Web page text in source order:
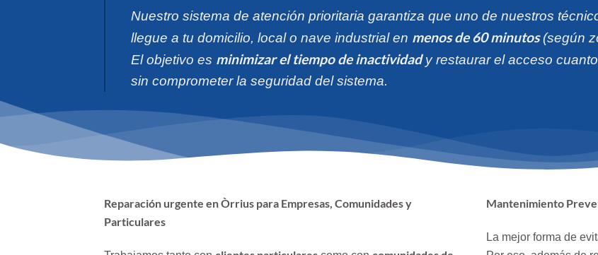
Nuestro sistema de atención prioritaria garantiza que uno de nuestros
llegue a tu domicilio, local o nave industrial en menos de 60 minutos(según
El objetivo es minimizar el tiempo de inactividady restaurar el acceso
sin comprometer la seguridad del sistema.
Reparación urgente en Òrrius para Empresas, Comunidades y
Particulares
Mantenimiento
La mejor forma de